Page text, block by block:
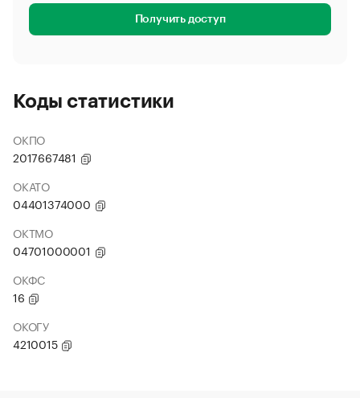
Получить доступ
Коды статистики
ОКПО
2017667481
ОКАТО
04401374000
ОКТМО
04701000001
ОКФС
16
ОКОГУ
4210015